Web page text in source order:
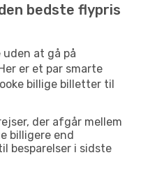
bedste flypris
at gå på
er et par smarte
billige billetter til
der afgår mellem
billigere end
besparelser i sidste